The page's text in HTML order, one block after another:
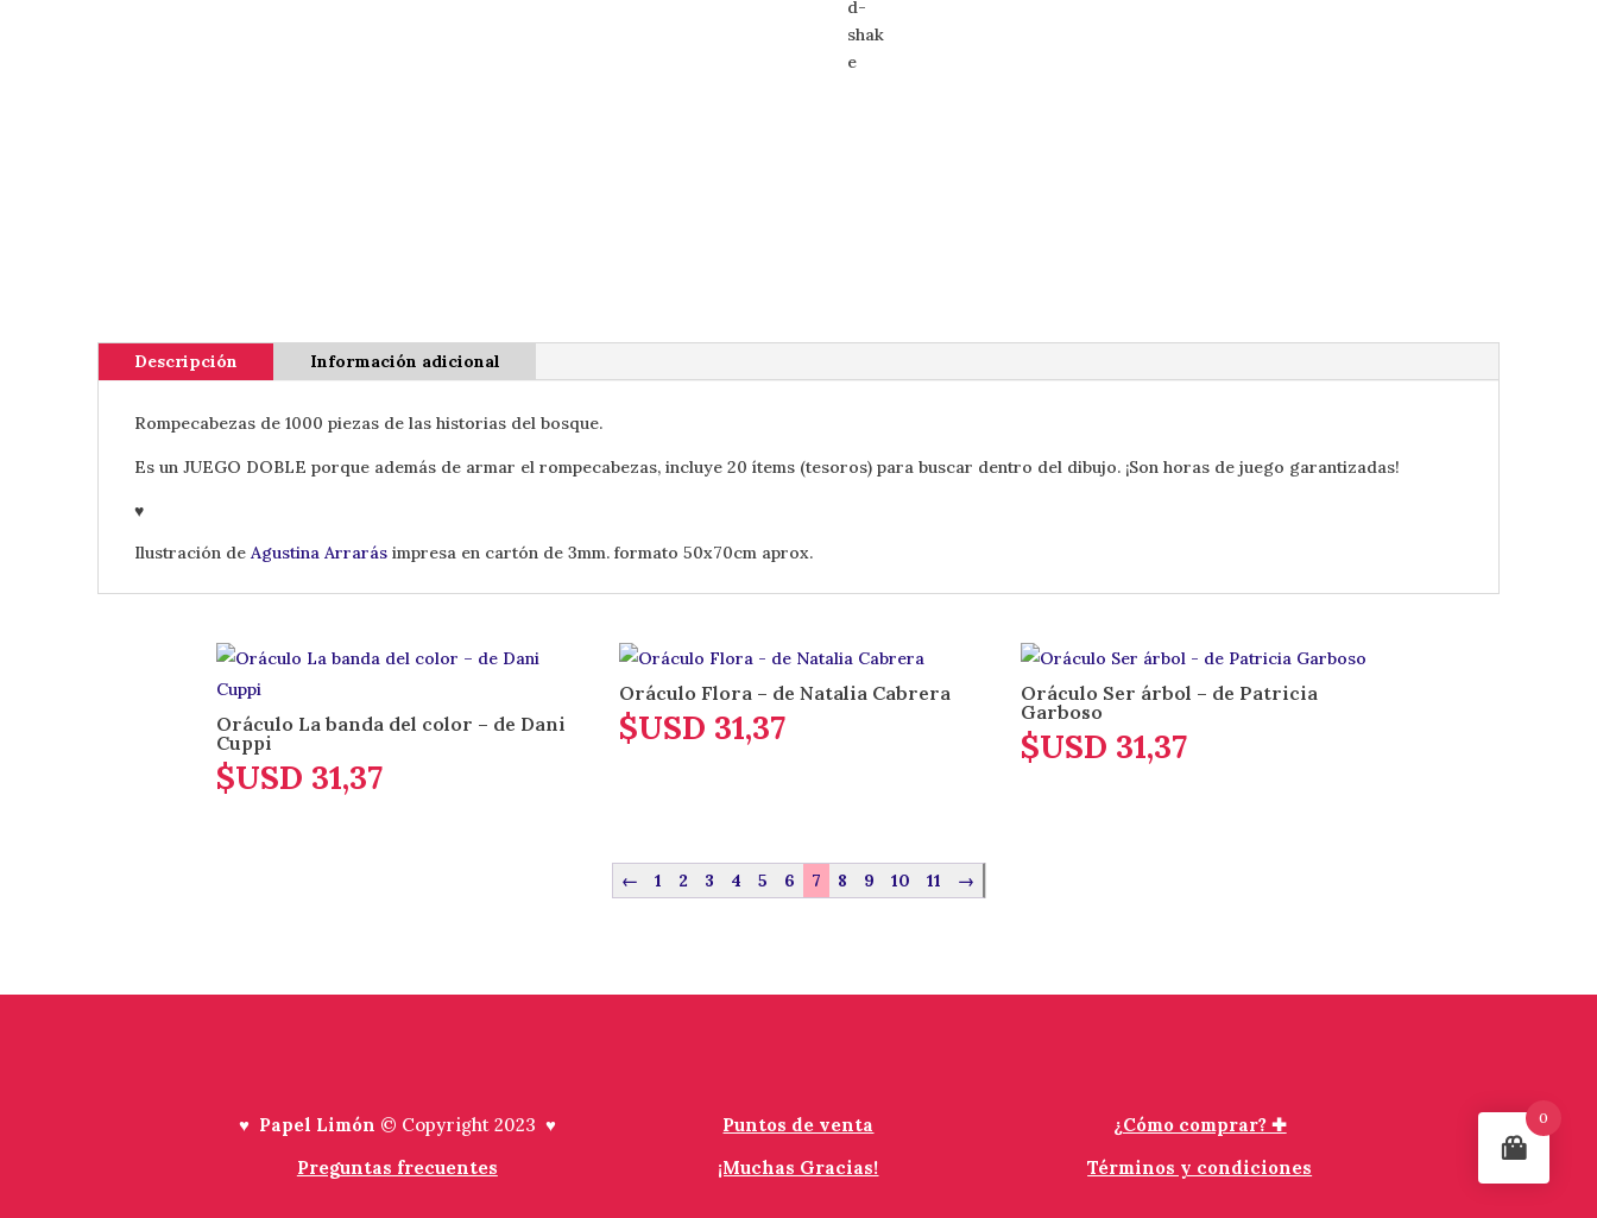
Descripción Información adicional
Rompecabezas de 1000 piezas de las historias del bosque.
Es un JUEGO DOBLE porque además de armar el rompecabezas, incluye 20 ítems (tesoros) para buscar dentro del dibujo. ¡Son horas de juego garantizadas!
♥
Ilustración de Agustina Arrarás impresa en cartón de 3mm. formato 50x70cm aprox.
Oráculo La banda del color – de Dani
Cuppi
$USD 31,37
Oráculo Flora – de Natalia Cabrera
$USD 31,37
Oráculo Ser árbol – de Patricia
Garboso
$USD 31,37
← 1 2 3 4 5 6 7 8 9 10 11 →
♥ Papel Limón © Copyright 2023 ♥
Preguntas frecuentes
Puntos de venta
¡Muchas Gracias!
¿Cómo comprar? ✚
Términos y condiciones
0